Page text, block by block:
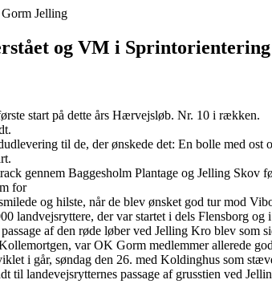
Jelling
og VM i Sprintorientering
start på dette års Hærvejsløb. Nr. 10 i rækken.
til de, der ønskede det: En bolle med
gennem Baggesholm Plantage og Jelling
for
og hilste, når de blev ønsket god tur mod
landvejsryttere, der var startet i dels Flensborg
af den røde løber ved Jelling Kro blev
var OK Gorm medlemmer allerede
i går, søndag den 26. med Koldinghus som
til landevejsrytternes passage af grusstien ved